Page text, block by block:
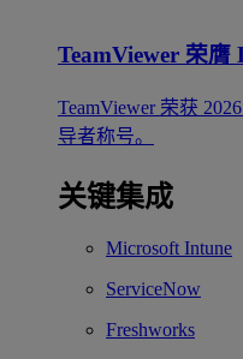
TeamViewer 荣
TeamViewer 荣获
导者称号。
关键集成
Microsoft Intune
ServiceNow
Freshworks